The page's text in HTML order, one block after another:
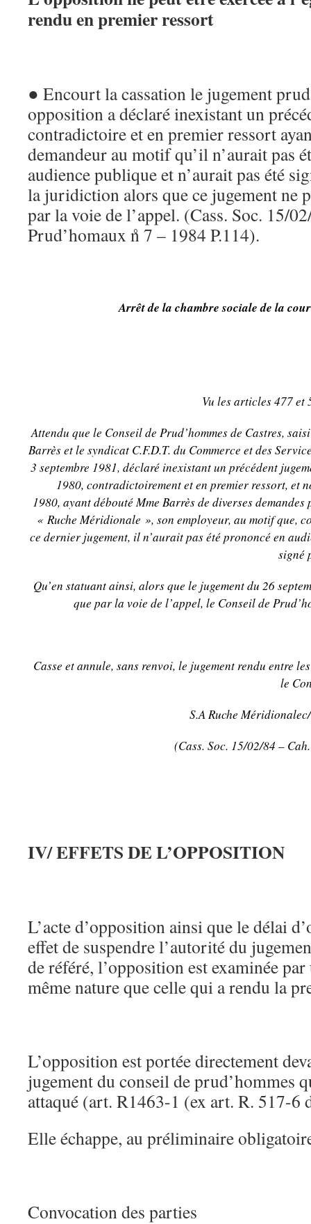
rendu en premier ressort
● Encourt la cassation le jugement
opposition a déclaré inexistant un
contradictoire et en premier ressort
demandeur au motif qu’il n’aurait pas
audience publique et n’aurait pas été
la juridiction alors que ce jugement ne
par la voie de l’appel. (Cass. Soc. 15/
Prud’homaux n̊ 7 – 1984 P.114).
Arrêt de la chambre sociale de la
Vu les articles 477 et
Attendu que le Conseil de Prud’hommes de Castres,
Barrès et le syndicat C.F.D.T. du Commerce et des
3 septembre 1981, déclaré inexistant un précédent
1980, contradictoirement et en premier ressort, et
1980, ayant débouté Mme Barrès de diverses
« Ruche Méridionale », son employeur, au motif que,
ce dernier jugement, il n’aurait pas été prononcé en
signé
Qu’en statuant ainsi, alors que le jugement du 26
que par la voie de l’appel, le Conseil de
Casse et annule, sans renvoi, le jugement rendu entre
le
S.A Ruche
(Cass. Soc. 15/02/84 –
IV/ EFFETS DE L’OPPOSITION
L’acte d’opposition ainsi que le délai
effet de suspendre l’autorité du
de référé, l’opposition est examinée
même nature que celle qui a rendu la
L’opposition est portée directement
jugement du conseil de prud’hommes
attaqué (art. R1463-1 (ex art. R. 517-6
Elle échappe, au préliminaire
Convocation des parties